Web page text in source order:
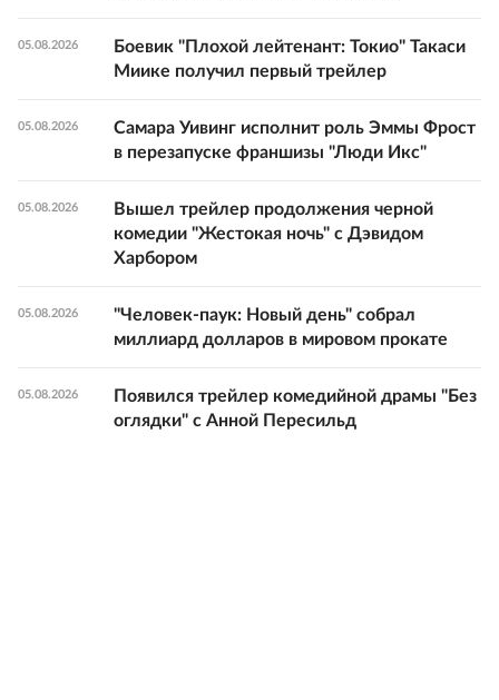
05.08.2026
Боевик "Плохой лейтенант: Токио" Такаси
Миике получил первый трейлер
05.08.2026
Самара Уивинг исполнит роль Эммы Фрост
в перезапуске франшизы "Люди Икс"
05.08.2026
Вышел трейлер продолжения черной
комедии "Жестокая ночь" с Дэвидом
Харбором
05.08.2026
"Человек-паук: Новый день" собрал
миллиард долларов в мировом прокате
05.08.2026
Появился трейлер комедийной драмы "Без
оглядки" с Анной Пересильд